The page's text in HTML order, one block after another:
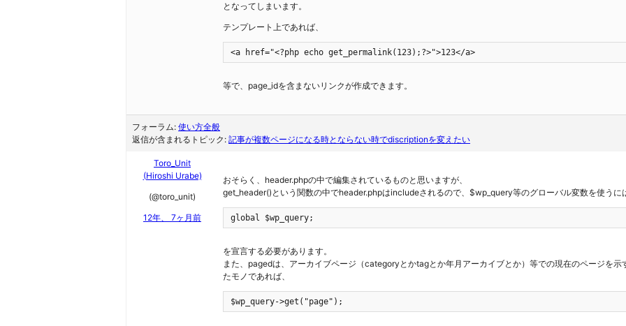
となってしまいます。
テンプレート上であれば、
<a href="<?php echo get_permalink(123);?>">123</a>
等で、page_idを含まないリンクが作成できます。
フォーラム: 使い方全般
返信が含まれるトピック: 記事が複数ページになる時とならない時でdiscriptionを変えたい
Toro_Unit
(Hiroshi Urabe)
(@toro_unit)
12年、 7ヶ月前
おそらく、header.phpの中で編集されているものと思いますが、
get_header()という関数の中でheader.phpはincludeされるので、$wp_query等のグローバル変数を使うに
global $wp_query;
を宣言する必要があります。
また、pagedは、アーカイブページ（categoryとかtagとか年月アーカイブとか）等での現在のページを
たモノであれば、
$wp_query->get("page");